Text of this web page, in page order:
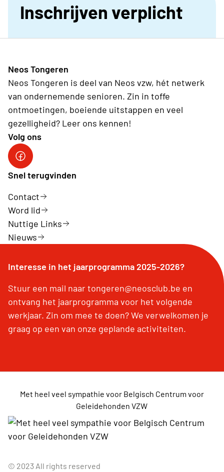
Inschrijven verplicht
Neos Tongeren
Neos Tongeren is deel van Neos vzw, hét netwerk
van ondernemende senioren. Zin in toffe
ontmoetingen, boeiende uitstappen en veel
gezelligheid? Leer ons kennen!
Volg ons
Facebook Neos Tongeren
Snel terugvinden
Contact
Word lid
Nuttige Links
Nieuws
Interesse in het jaarprogramma 2025-2026?
Stuur een mail naar tongeren@neosclub.be en
ontvang het jaarprogramma voor het volgende
werkjaar. Zin om mee te doen? We verwelkomen je
graag op een van onze geplande activiteiten.
Met heel veel sympathie voor Belgisch Centrum voor
Geleidehonden VZW
© 2023 All rights reserved